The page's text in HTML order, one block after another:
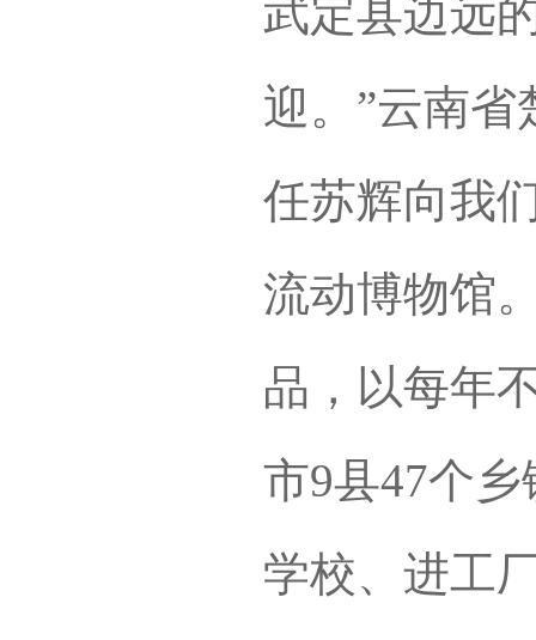
武定县边远
迎。”云南
任苏辉向我
流动博物馆
品，以每年
市9县47个乡
学校、进工